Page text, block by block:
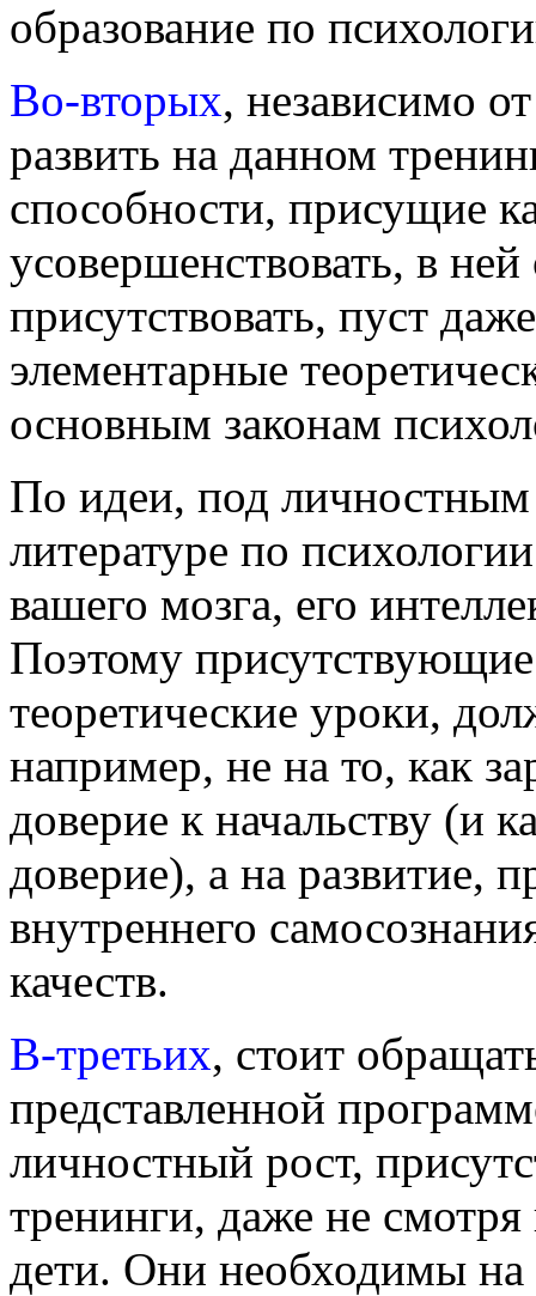
образование по
Во-вторых, независимо
развить на данном
способности, присущие
усовершенствовать, в
присутствовать, пуст
элементарные
основным законам
По идеи, под
литературе по
вашего мозга, его
Поэтому
теоретические уроки,
например, не на то, как
доверие к начальству (и
доверие), а на развитие,
внутреннего
качеств.
В-третьих, стоит
представленной
личностный рост,
тренинги, даже не
дети. Они необходимы на